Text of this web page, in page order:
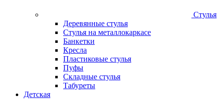
Стулья
Деревянные стулья
Стулья на металлокаркасе
Банкетки
Кресла
Пластиковые стулья
Пуфы
Складные стулья
Табуреты
Детская